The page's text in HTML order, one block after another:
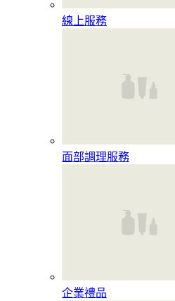
線上服務
面部調理服務
企業禮品